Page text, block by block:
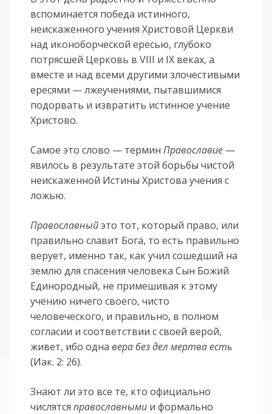
вспоминается победа истинного,
неискаженного учения Христовой Церкви
над иконоборческой ересью, глубоко
потрясшей Церковь в VIII и IX веках, а
вместе и над всеми другими злочестивыми
ересями — лжеучениями, пытавшимися
подорвать и извратить истинное учение
Христово.
Самое это слово — терминПравославие —
явилось в результате этой борьбы чистой
неискаженной Истины Христова учения с
ложью.
Православныйэто тот, который право, или
правильно славит Бога, то есть правильно
верует, именно так, как учил сошедший на
землю для спасения человека Сын Божий
Единородный, не примешивая к этому
учению ничего своего, чисто
человеческого, и правильно, в полном
согласии и соответствии с своей верой,
живет, ибо однавера без дел мертва есть
(Иак. 2: 26).
Знают ли это все те, кто официально
числятсяправославными и формально